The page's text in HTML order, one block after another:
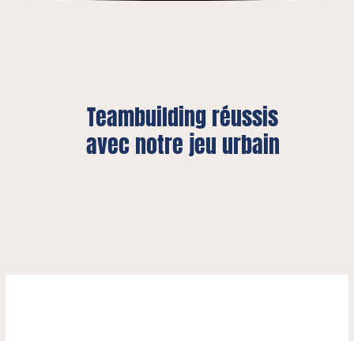
Teambuilding réussis
avec notre jeu urbain